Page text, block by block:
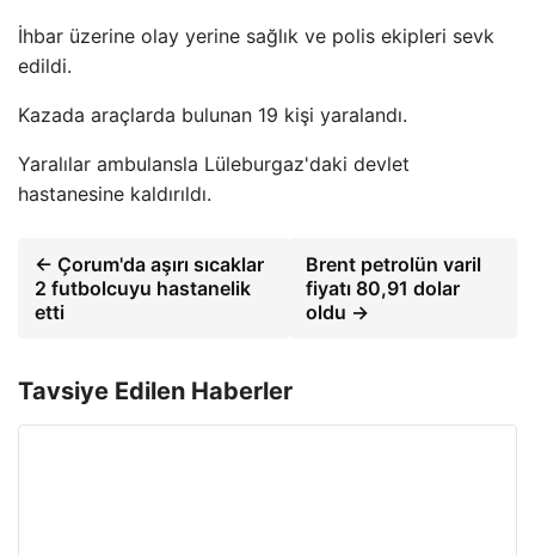
İhbar üzerine olay yerine sağlık ve polis ekipleri sevk
edildi.
Kazada araçlarda bulunan 19 kişi yaralandı.
Yaralılar ambulansla Lüleburgaz'daki devlet
hastanesine kaldırıldı.
← Çorum'da aşırı sıcaklar
2 futbolcuyu hastanelik
etti
Brent petrolün varil
fiyatı 80,91 dolar
oldu →
Tavsiye Edilen Haberler